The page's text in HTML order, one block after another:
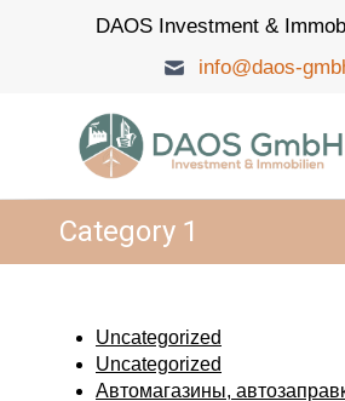
DAOS Investment &
info@daos-
DAOS Investment &
Immobilien GmbH
Category 1
Uncategorized
Uncategorized
Автомагазины,